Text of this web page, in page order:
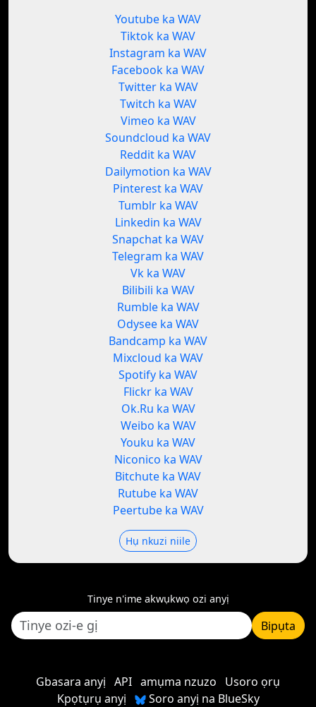
Youtube ka WAV
Tiktok ka WAV
Instagram ka WAV
Facebook ka WAV
Twitter ka WAV
Twitch ka WAV
Vimeo ka WAV
Soundcloud ka WAV
Reddit ka WAV
Dailymotion ka WAV
Pinterest ka WAV
Tumblr ka WAV
Linkedin ka WAV
Snapchat ka WAV
Telegram ka WAV
Vk ka WAV
Bilibili ka WAV
Rumble ka WAV
Odysee ka WAV
Bandcamp ka WAV
Mixcloud ka WAV
Spotify ka WAV
Flickr ka WAV
Ok.Ru ka WAV
Weibo ka WAV
Youku ka WAV
Niconico ka WAV
Bitchute ka WAV
Rutube ka WAV
Peertube ka WAV
Hụ nkuzi niile
Tinye n'ime akwụkwọ ozi anyị
Bipụta
Gbasara anyị API amụma nzuzo
Usoro ọrụ
Kpọtụrụ anyị
Soro anyị na BlueSky